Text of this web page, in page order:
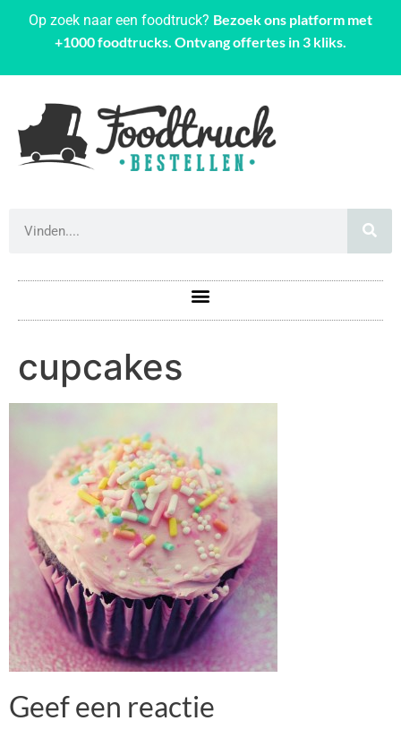
Op zoek naar een foodtruck? Bezoek ons platform met
+1000 foodtrucks. Ontvang offertes in 3 kliks.
cupcakes
Geef een reactie